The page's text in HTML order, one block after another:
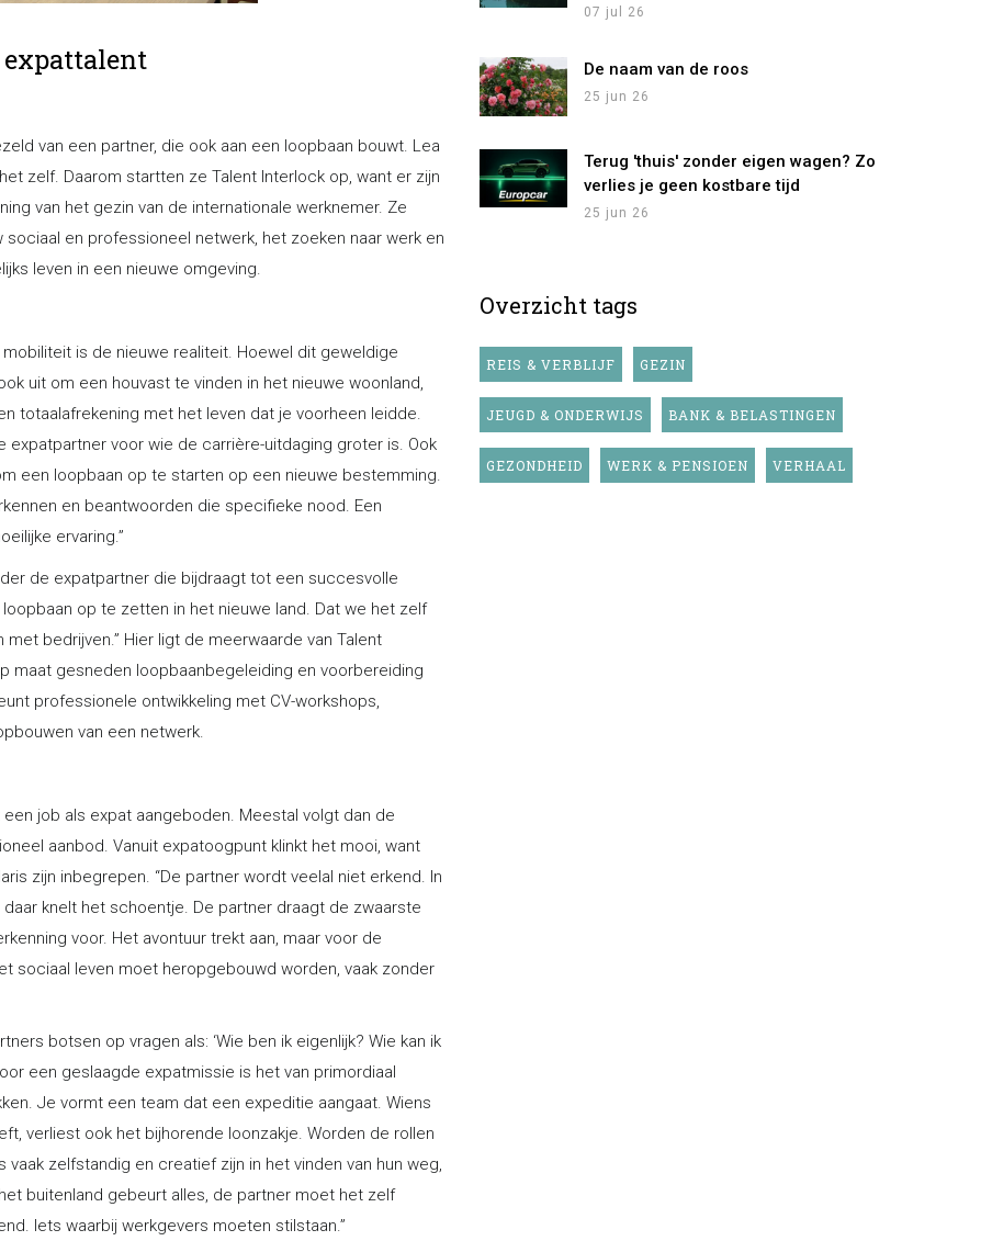
van een partner, die ook aan een loopbaan bouwt. Lea
zelf. Daarom startten ze Talent Interlock op, want er zijn
van het gezin van de internationale werknemer. Ze
en professioneel netwerk, het zoeken naar werk en
leven in een nieuwe omgeving.
is de nieuwe realiteit. Hoewel dit geweldige
uit om een houvast te vinden in het nieuwe woonland,
totaalafrekening met het leven dat je voorheen leidde.
expatpartner voor wie de carrière-uitdaging groter is. Ook
een loopbaan op te starten op een nieuwe bestemming.
en beantwoorden die specifieke nood. Een
ervaring.”
de expatpartner die bijdraagt tot een succesvolle
op te zetten in het nieuwe land. Dat we het zelf
bedrijven.” Hier ligt de meerwaarde van Talent
maat gesneden loopbaanbegeleiding en voorbereiding
professionele ontwikkeling met CV-workshops,
van een netwerk.
job als expat aangeboden. Meestal volgt dan de
aanbod. Vanuit expatoogpunt klinkt het mooi, want
zijn inbegrepen. “De partner wordt veelal niet erkend. In
knelt het schoentje. De partner draagt de zwaarste
voor. Het avontuur trekt aan, maar voor de
sociaal leven moet heropgebouwd worden, vaak zonder
botsen op vragen als: ‘Wie ben ik eigenlijk? Wie kan ik
een geslaagde expatmissie is het van primordiaal
Je vormt een team dat een expeditie aangaat. Wiens
verliest ook het bijhorende loonzakje. Worden de rollen
zelfstandig en creatief zijn in het vinden van hun weg,
buitenland gebeurt alles, de partner moet het zelf
Iets waarbij werkgevers moeten stilstaan.”
07 jul 26
De naam van de roos
25 jun 26
Terug 'thuis' zonder eigen wagen? Zo
verlies je geen kostbare tijd
25 jun 26
Overzicht tags
REIS & VERBLIJF GEZIN
JEUGD & ONDERWIJS BANK & BELASTINGEN
GEZONDHEID WERK & PENSIOEN VERHAAL